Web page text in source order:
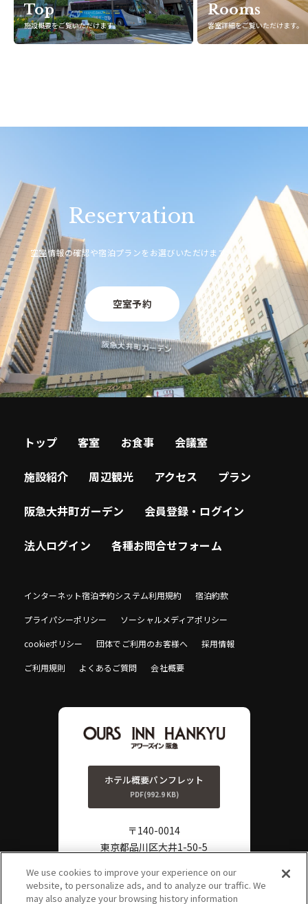
Top
施設概要をご覧いただけます。
Rooms
客室詳細をご覧いただけます。
Reservation
空室情報の確認や宿泊プランをお選びいただけます。
空室予約
トップ 客室 お食事 会議室
施設紹介 周辺観光 アクセス プラン
阪急大井町ガーデン 会員登録・ログイン
法人ログイン 各種お問合せフォーム
インターネット宿泊予約システム利用規約 宿泊約款
プライパシーポリシー ソーシャルメディアポリシー
cookieポリシー 団体でご利用のお客様へ 採用情報
ご利用規則 よくあるご質問 会社概要
ホテル概要パンフレット
PDF(992.9 KB)
〒140-0014
東京都品川区大井1-50-5
0570-011-806
FAX:03-3778-3861
We use cookies to improve your experience on our
website, to personalize ads, and to analyze our traffic. We
may also analyze your browsing history information